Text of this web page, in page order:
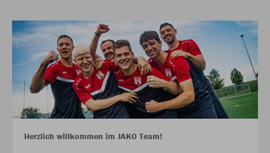
Herzlich willkommen im JAKO Team!